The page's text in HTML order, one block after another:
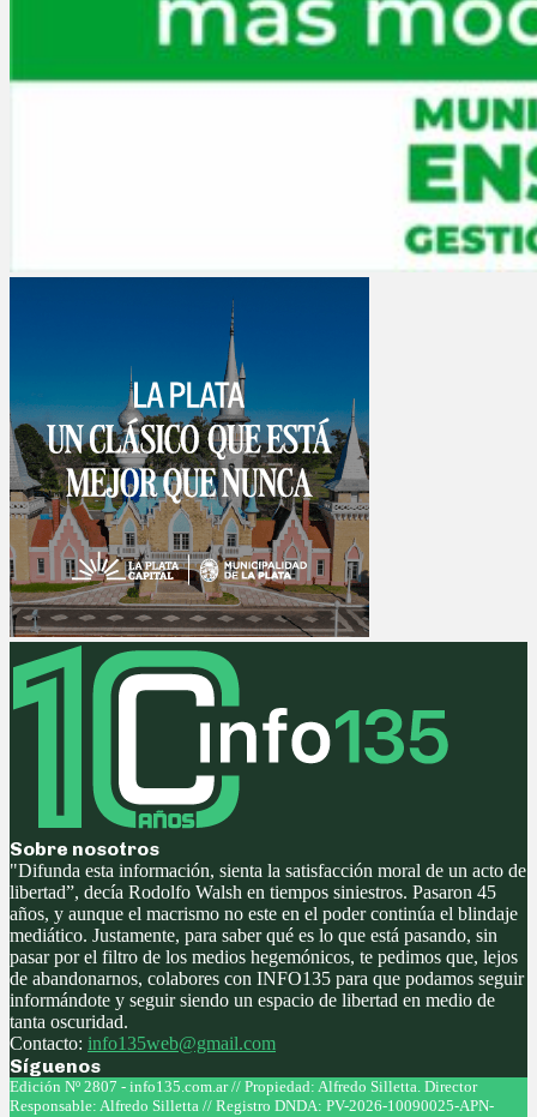
Sobre nosotros
"Difunda esta información, sienta la satisfacción moral de un acto de
libertad”, decía Rodolfo Walsh en tiempos siniestros. Pasaron 45
años, y aunque el macrismo no este en el poder continúa el blindaje
mediático. Justamente, para saber qué es lo que está pasando, sin
pasar por el filtro de los medios hegemónicos, te pedimos que, lejos
de abandonarnos, colabores con INFO135 para que podamos seguir
informándote y seguir siendo un espacio de libertad en medio de
tanta oscuridad.
Contacto: info135web@gmail.com
Síguenos
Facebook
Twitter
Instagram
Youtube
Edición Nº 2807 - info135.com.ar // Propiedad: Alfredo Silletta. Director
Responsable: Alfredo Silletta // Registro DNDA: PV-2026-10090025-APN-